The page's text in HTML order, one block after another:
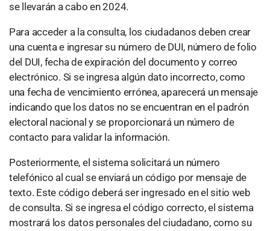
se llevarán a cabo en 2024.
Para acceder a la consulta, los ciudadanos deben crear
una cuenta e ingresar su número de DUI, número de folio
del DUI, fecha de expiración del documento y correo
electrónico. Si se ingresa algún dato incorrecto, como
una fecha de vencimiento errónea, aparecerá un mensaje
indicando que los datos no se encuentran en el padrón
electoral nacional y se proporcionará un número de
contacto para validar la información.
Posteriormente, el sistema solicitará un número
telefónico al cual se enviará un código por mensaje de
texto. Este código deberá ser ingresado en el sitio web
de consulta. Si se ingresa el código correcto, el sistema
mostrará los datos personales del ciudadano, como su